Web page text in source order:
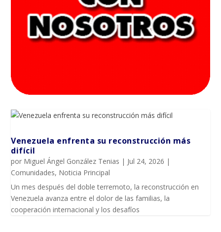
Venezuela enfrenta su reconstrucción más
difícil
por Miguel Ángel González Tenias | Jul 24, 2026 |
Comunidades, Noticia Principal
Un mes después del doble terremoto, la reconstrucción en
Venezuela avanza entre el dolor de las familias, la
cooperación internacional y los desafíos